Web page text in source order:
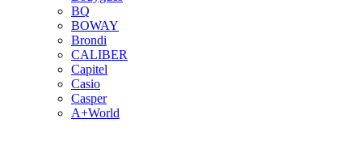
BQ
BOWAY
Brondi
CALIBER
Capitel
Casio
Casper
A+World